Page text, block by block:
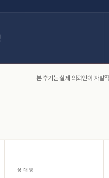
본 후기는 실제 의뢰인이 자발
상대방